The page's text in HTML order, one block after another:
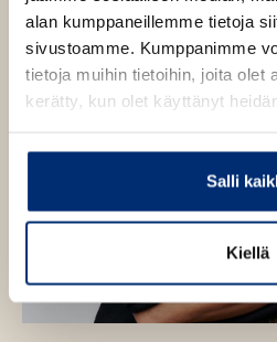
alan kumppaneillemme tietoja
sivustoamme. Kumppanimme
tietoja muihin tietoihin, joita olet
kerätty, kun olet käyttänyt
Salli
Kiellä
tt